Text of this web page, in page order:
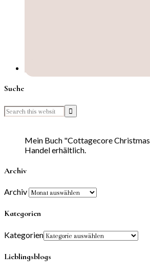
Suche
Mein Buch "Cottagecore
Handel erhältlich.
Archiv
Archiv
Kategorien
Kategorien
Lieblingsblogs